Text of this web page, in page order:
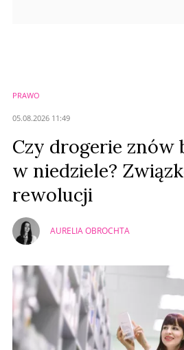
PRAWO
05.08.2026 11:49
Czy drogerie znów
w niedziele?
rewolucji
AURELIA OBROCHTA